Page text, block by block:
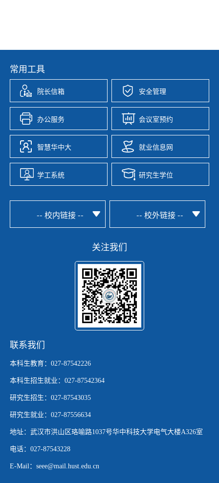
常用工具
院长信箱 安全管理
办公服务 会议室预约
智慧华中大 就业信息网
学工系统 研究生学位
-- 校内链接 -- -- 校外链接 --
关注我们
联系我们
本科生教育：027-87542226
本科生招生就业：027-87542364
研究生招生：027-87543035
研究生就业：027-87556634
地址：武汉市洪山区珞喻路1037号华中科技大学电气大楼A326室
电话：027-87543228
E-Mail：seee@mail.hust.edu.cn